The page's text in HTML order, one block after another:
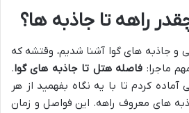
راهه تا جاذبه ها؟
و جاذبه های گوا آشنا شدیم، وقتشه که
ماجرا: فاصله هتل تا جاذبه های گوا.
آماده کردم تا با یه نگاه بفهمید از هر
های معروف راهه. این فواصل و زمان